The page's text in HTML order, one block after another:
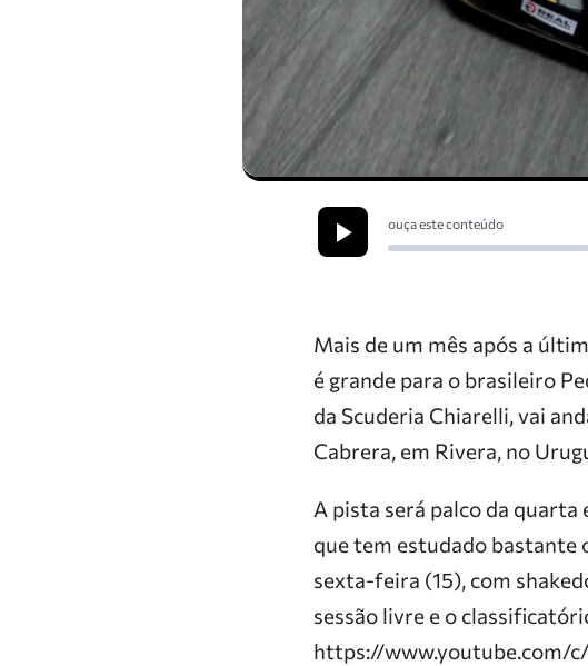
ouça este conteúdo
Mais de um mês após a
é grande para o brasileiro
da Scuderia Chiarelli, vai
Cabrera, em Rivera, no
A pista será palco da
que tem estudado bastante
sexta-feira (15), com
sessão livre e o
https://www.youtube.com/